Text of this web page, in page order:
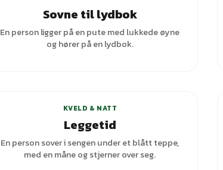
Sovne til lydbok
En person ligger på en pute med lukkede øyne
og hører på en lydbok.
KVELD & NATT
Leggetid
En person sover i sengen under et blått teppe,
med en måne og stjerner over seg.